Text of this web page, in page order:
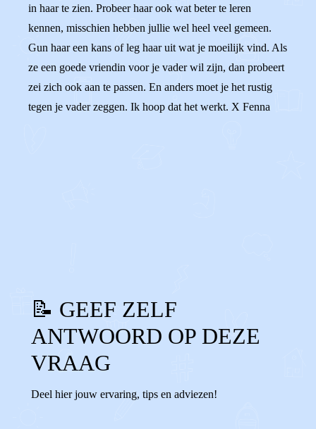
in haar te zien. Probeer haar ook wat beter te leren
kennen, misschien hebben jullie wel heel veel gemeen.
Gun haar een kans of leg haar uit wat je moeilijk vind. Als
ze een goede vriendin voor je vader wil zijn, dan probeert
zei zich ook aan te passen. En anders moet je het rustig
tegen je vader zeggen. Ik hoop dat het werkt. X Fenna
📝 GEEF ZELF
ANTWOORD OP DEZE
VRAAG
Deel hier jouw ervaring, tips en adviezen!